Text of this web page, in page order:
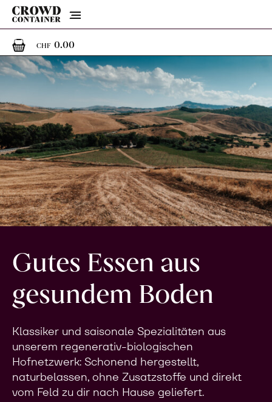
Menu
CHF 0.000 Artikel im Warenkorb
Gutes Essen aus
gesundem Boden
Klassiker und saisonale Spezialitäten aus
unserem regenerativ-biologischen
Hofnetzwerk: Schonend hergestellt,
naturbelassen, ohne Zusatzstoffe und direkt
vom Feld zu dir nach Hause geliefert.